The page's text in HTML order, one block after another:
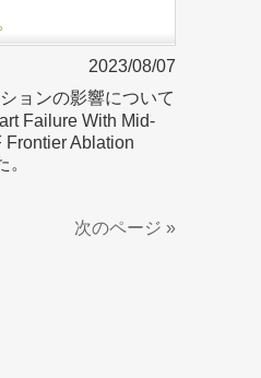
2023/08/07
ョンの影響について
Failure With Mid-
Frontier Ablation
次のページ »